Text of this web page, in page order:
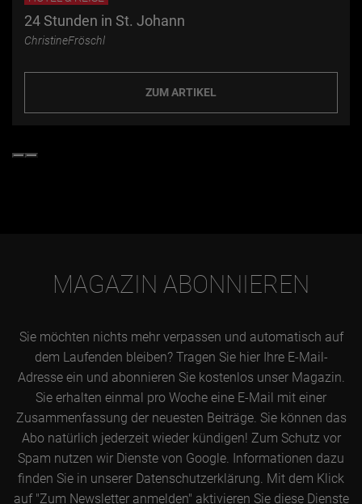
24 Stunden in St. Johann
ChristineFröschl
ZUM ARTIKEL
MAGAZIN ABONNIEREN
Sie möchten nichts mehr verpassen und automatisch auf
dem Laufenden bleiben? Tragen Sie hier Ihre E-Mail-
Adresse ein und abonnieren Sie kostenlos unser Magazin.
Sie erhalten einmal pro Woche eine E-Mail mit einer
Zusammenfassung der neuesten Beiträge. Sie können das
Abo natürlich jederzeit wieder kündigen! Zum Schutz vor
Spam nutzen wir Dienste von Google. Informationen dazu
finden Sie in unserer Datenschutzerklärung. Mit dem Klick
auf "Zum Newsletter anmelden" aktivieren Sie diese Dienste